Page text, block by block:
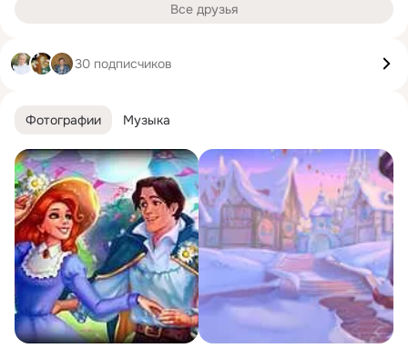
Фотографии Музыка
Все друзья
30 подписчиков